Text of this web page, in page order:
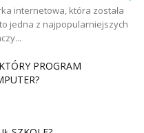
internetowa, która została
jedna z najpopularniejszych
PROGRAM